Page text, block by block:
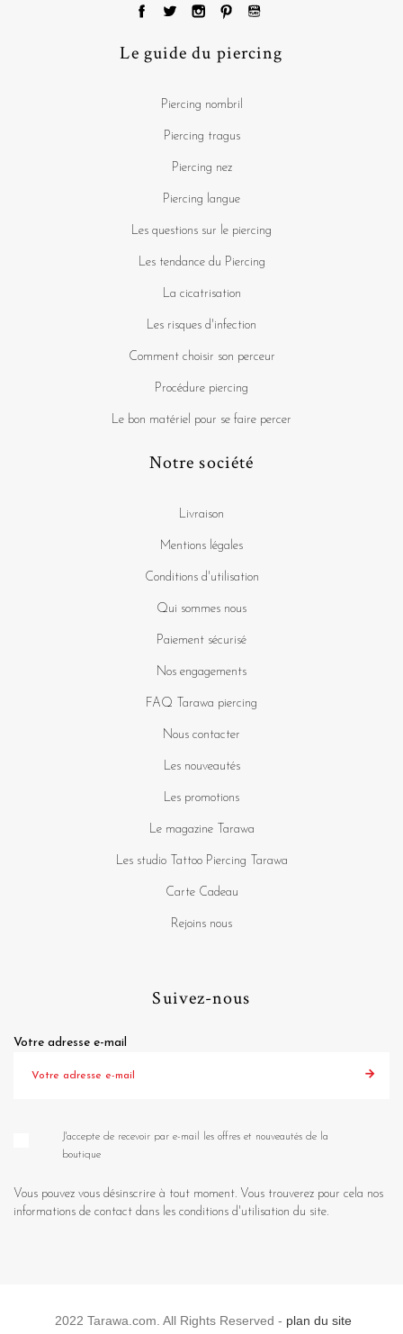
Le guide du piercing
Piercing nombril
Piercing tragus
Piercing nez
Piercing langue
Les questions sur le piercing
Les tendance du Piercing
La cicatrisation
Les risques d'infection
Comment choisir son perceur
Procédure piercing
Le bon matériel pour se faire percer
Notre société
Livraison
Mentions légales
Conditions d'utilisation
Qui sommes nous
Paiement sécurisé
Nos engagements
FAQ Tarawa piercing
Nous contacter
Les nouveautés
Les promotions
Le magazine Tarawa
Les studio Tattoo Piercing Tarawa
Carte Cadeau
Rejoins nous
Suivez-nous
Votre adresse e-mail
J'accepte de recevoir par e-mail les offres et nouveautés de la
boutique
Vous pouvez vous désinscrire à tout moment. Vous trouverez pour cela nos
informations de contact dans les conditions d'utilisation du site.
2022 Tarawa.com. All Rights Reserved - plan du site